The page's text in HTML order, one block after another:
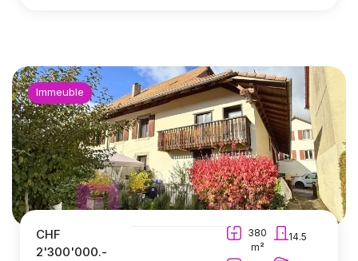
Immeuble
CHF
2'300'000.-
380
m²
14.5